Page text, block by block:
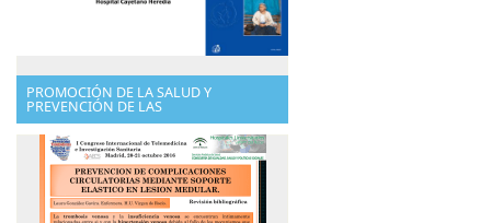
PROMOCIÓN DE LA SALUD Y
PREVENCIÓN DE LAS